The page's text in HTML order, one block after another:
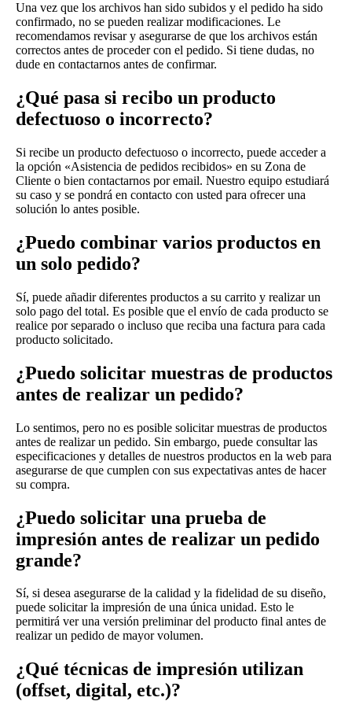
Una vez que los archivos han sido subidos y el pedido ha sido
confirmado, no se pueden realizar modificaciones. Le
recomendamos revisar y asegurarse de que los archivos están
correctos antes de proceder con el pedido. Si tiene dudas, no
dude en contactarnos antes de confirmar.
¿Qué pasa si recibo un producto
defectuoso o incorrecto?
Si recibe un producto defectuoso o incorrecto, puede acceder a
la opción «Asistencia de pedidos recibidos» en su Zona de
Cliente o bien contactarnos por email. Nuestro equipo estudiará
su caso y se pondrá en contacto con usted para ofrecer una
solución lo antes posible.
¿Puedo combinar varios productos en
un solo pedido?
Sí, puede añadir diferentes productos a su carrito y realizar un
solo pago del total. Es posible que el envío de cada producto se
realice por separado o incluso que reciba una factura para cada
producto solicitado.
¿Puedo solicitar muestras de productos
antes de realizar un pedido?
Lo sentimos, pero no es posible solicitar muestras de productos
antes de realizar un pedido. Sin embargo, puede consultar las
especificaciones y detalles de nuestros productos en la web para
asegurarse de que cumplen con sus expectativas antes de hacer
su compra.
¿Puedo solicitar una prueba de
impresión antes de realizar un pedido
grande?
Sí, si desea asegurarse de la calidad y la fidelidad de su diseño,
puede solicitar la impresión de una única unidad. Esto le
permitirá ver una versión preliminar del producto final antes de
realizar un pedido de mayor volumen.
¿Qué técnicas de impresión utilizan
(offset, digital, etc.)?